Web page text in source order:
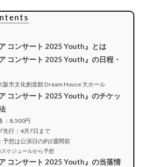
コンサート 2025 Youth』とは
コンサート 2025 Youth』の日程・
阪市文化創造館 Dream House 大ホール
コンサート 2025 Youth』のチケッ
：8,500円
先行：4月7日まで
予想は公演日の約2週間前
ケジュールから予想
コンサート 2025 Youth』の当落情